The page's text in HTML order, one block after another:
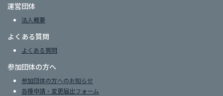
運営団体
法人概要
よくある質問
よくある質問
参加団体の方へ
参加団体の方へのお知らせ
各種申請・変更届出フォーム